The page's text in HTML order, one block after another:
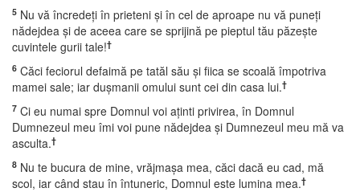
5 Nu vă încredeţi în prieteni şi în cel de aproape nu vă puneţi
nădejdea şi de aceea care se sprijină pe pieptul tău păzeşte
cuvintele gurii tale!†
6 Căci feciorul defaimă pe tatăl său şi fiica se scoală împotriva
mamei sale; iar duşmanii omului sunt cei din casa lui.†
7 Ci eu numai spre Domnul voi aţinti privirea, în Domnul
Dumnezeul meu îmi voi pune nădejdea şi Dumnezeul meu mă va
asculta.†
8 Nu te bucura de mine, vrăjmaşa mea, căci dacă eu cad, mă
scol, iar când stau în întuneric, Domnul este lumina mea.†